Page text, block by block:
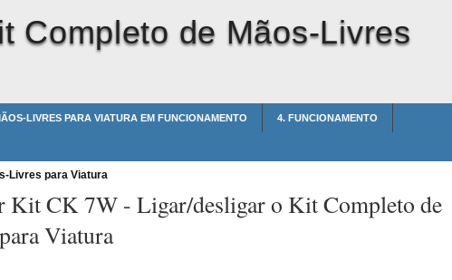
Completo de Mãos-Livres
LIVRES PARA VIATURA EM FUNCIONAMENTO 4. FUNCIONAMENTO
Livres para Viatura
Kit CK 7W - Ligar/desligar o Kit Completo de
Viatura